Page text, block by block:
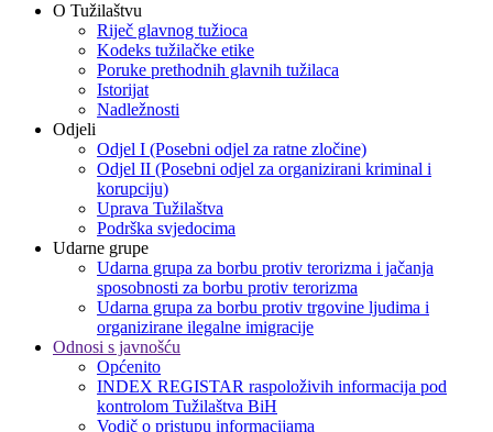
O Tužilaštvu
Riječ glavnog tužioca
Kodeks tužilačke etike
Poruke prethodnih glavnih tužilaca
Istorijat
Nadležnosti
Odjeli
Odjel I (Posebni odjel za ratne zločine)
Odjel II (Posebni odjel za organizirani kriminal i
korupciju)
Uprava Tužilaštva
Podrška svjedocima
Udarne grupe
Udarna grupa za borbu protiv terorizma i jačanja
sposobnosti za borbu protiv terorizma
Udarna grupa za borbu protiv trgovine ljudima i
organizirane ilegalne imigracije
Odnosi s javnošću
Općenito
INDEX REGISTAR raspoloživih informacija pod
kontrolom Tužilaštva BiH
Vodič o pristupu informacijama